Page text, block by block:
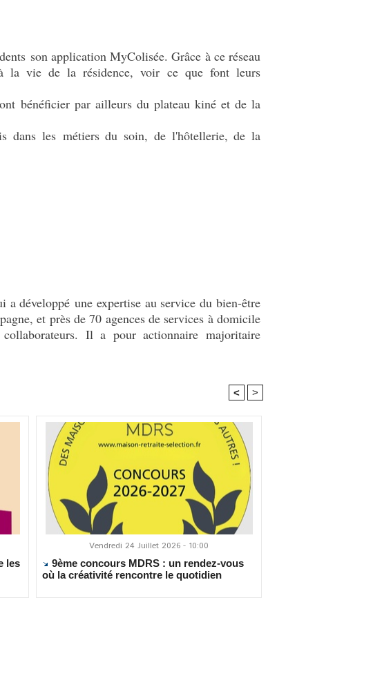
son application MyColisée. Grâce à ce réseau
la vie de la résidence, voir ce que font leurs
bénéficier par ailleurs du plateau kiné et de la
dans les métiers du soin, de l'hôtellerie, de la
a développé une expertise au service du bien-être
et près de 70 agences de services à domicile
Il a pour actionnaire majoritaire
< >
les
Vendredi 24 Juillet 2026 - 10:00
9ème concours MDRS : un rendez-vous
où la créativité rencontre le quotidien